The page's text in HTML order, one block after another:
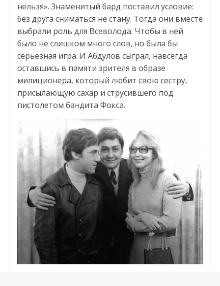
нельзя». Знаменитый бард поставил условие:
без друга сниматься не стану. Тогда они вместе
выбрали роль для Всеволода. Чтобы в ней
было не слишком много слов, но была бы
серьёзная игра. И Абдулов сыграл, навсегда
оставшись в памяти зрителя в образе
милиционера, который любит свою сестру,
присылающую сахар и струсившего под
пистолетом бандита Фокса.